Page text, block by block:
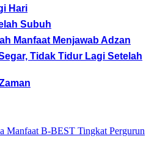
Hari
Subuh
Manfaat Menjawab Adzan
Tidak Tidur Lagi Setelah
Manfaat B-BEST Tingkat Pergurun